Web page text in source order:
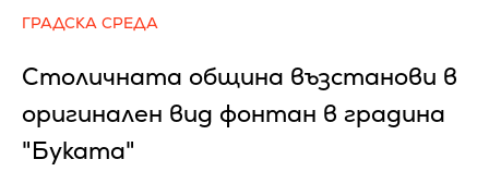
ГРАДСКА СРЕДА
Столичната община възстанови в
оригинален вид фонтан в градина
"Буката"